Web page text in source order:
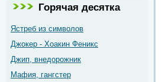
Горячая десятка
Ястреб из символов
Джокер - Хоакин Феникс
Джип, внедорожник
Мафия, гангстер